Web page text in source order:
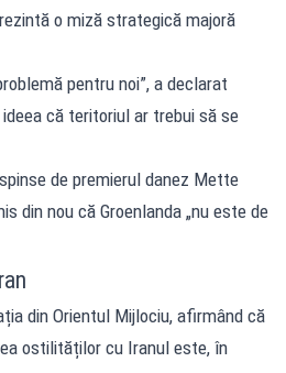
o miză strategică majoră
pentru noi”, a declarat
că teritoriul ar trebui să se
de premierul danez Mette
din nou că Groenlanda „nu este de
din Orientul Mijlociu, afirmând că
ostilităților cu Iranul este, în